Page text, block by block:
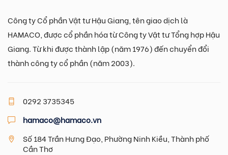
Công ty Cổ phần Vật tư Hậu Giang, tên giao dịch là
HAMACO, được cổ phần hóa từ Công ty Vật tư Tổng hợp Hậu
Giang. Từ khi được thành lập (năm 1976) đến chuyển đổi
thành công ty cổ phần (năm 2003).
0292 3735345
hamaco@hamaco.vn
Số 184 Trần Hưng Đạo, Phường Ninh Kiều, Thành phố
Cần Thơ